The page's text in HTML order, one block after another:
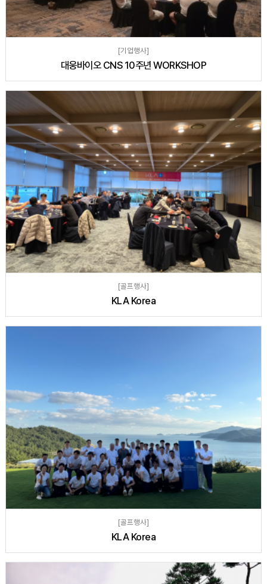
[기업행사]
대웅바이오 CNS 10주년 WORKSHOP
[골프행사]
KLA Korea
[골프행사]
KLA Korea